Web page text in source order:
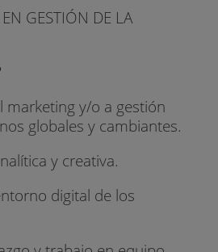
GESTIÓN DE LA
marketing y/o a gestión
globales y cambiantes.
y creativa.
digital de los